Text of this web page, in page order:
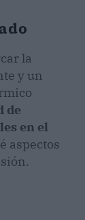
la
y un
de
en el
aspectos